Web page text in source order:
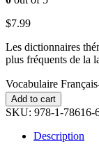
$7.99
Les dictionnaires
plus fréquents de la
Vocabulaire
Add to cart
SKU: 978-1-78616-
Description